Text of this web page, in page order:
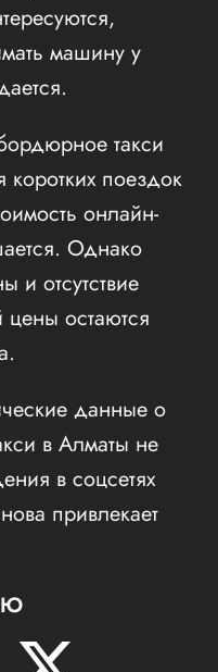
машину у
такси
поездок
онлайн-
Однако
и отсутствие
цены остаются
данные о
в Алматы не
в соцсетях
привлекает